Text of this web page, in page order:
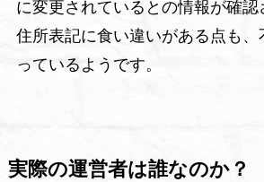
に変更されているとの情報が確認
住所表記に食い違いがある点も
っているようです。
実際の運営者は誰なのか？